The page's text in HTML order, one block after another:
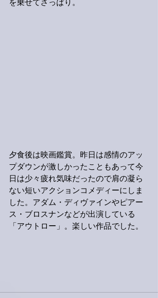
を乗せてさっぱり。
夕食後は映画鑑賞。昨日は感情のアッ
プダウンが激しかったこともあって今
日は少々疲れ気味だったので肩の凝ら
ない短いアクションコメディーにしま
した。アダム・ディヴァインやピアー
ス・ブロスナンなどが出演している
「アウトロー」。楽しい作品でした。